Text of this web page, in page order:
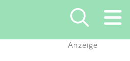
×
Anzeige